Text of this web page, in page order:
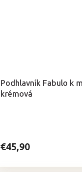
Podhlavník Fabulo k
krémová
hodnotenie
produktu
je
€45,90